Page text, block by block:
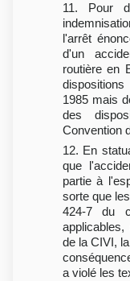
11. Pour
l'arrêt
d'un
routière en
1985 mais
des
Convention
12. En
que
partie à
sorte que
424-7 du
de la CIVI,
a violé les